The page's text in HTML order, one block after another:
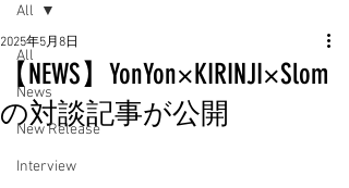
All
News
New Release
Interview
All
【NEWS】YonYon×KIRINJI×Slom
の対談記事が公開
2025年5月8日